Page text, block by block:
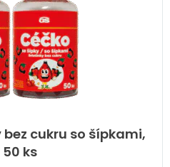
cukru so šípkami,
50 ks